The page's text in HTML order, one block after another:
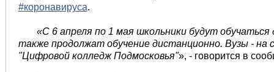
#коронавируса.
«С 6 апреля по 1 мая школьники будут
также продолжат обучение дистанционно. Вузы -
"Цифровой колледж Подмосковья"», - говорится в